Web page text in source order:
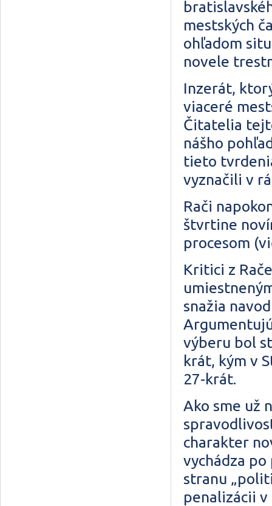
mestských
ohľadom
novele
Inzerát,
viaceré
Čitatelia
nášho
tieto
vyznačili v
Rači
štvrtine
procesom
Kritici z
snažia
výberu bol
krát, kým v
27-krát.
Ako sme už
charakter
vychádza
stranu
penalizácii